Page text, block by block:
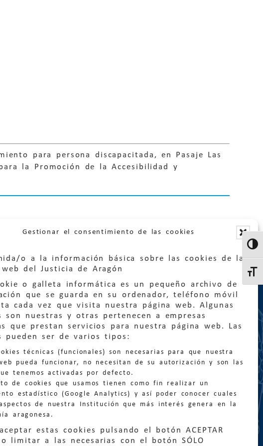
Gestionar el consentimiento de las cookies
o a la información básica sobre las cookies de la
web del Justicia de Aragón
o galleta informática es un pequeño archivo de
que se guarda en su ordenador, teléfono móvil
cada vez que visita nuestra página web. Algunas
son nuestras y otras pertenecen a empresas
que prestan servicios para nuestra página web. Las
pueden ser de varios tipos:
técnicas (funcionales) son necesarias para que nuestra
pueda funcionar, no necesitan de su autorización y son las
tenemos activadas por defecto.
de cookies que usamos tienen como fin realizar un
estadístico (Google Analytics) y así poder conocer cuales
de nuestra Institución que más interés genera en la
aragonesa.
estas cookies pulsando el botón ACEPTAR
o limitar a las necesarias con el botón SÓLO
para persona discapacitada, en Pasaje Las
la Promoción de la Accesibilidad y
Quejas:quejas@eljusticiadearagon.es
Información general:
Teléfonos: 900 210 210/ 976 399 354